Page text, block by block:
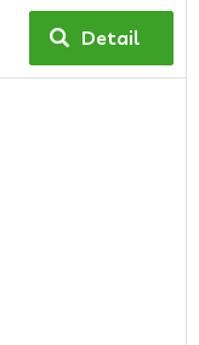
Detail